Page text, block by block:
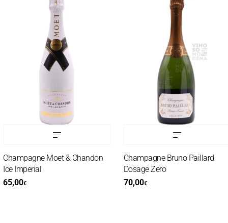
Moet & Chandon
Imperial
€
Champagne Bruno Paillard
Dosage Zero
70,00€